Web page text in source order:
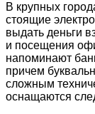
В крупных
стоящие
выдать деньги
и посещения
напоминают
причем
сложным
оснащаются